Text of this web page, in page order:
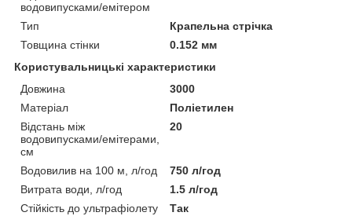
водовипусками/емітером
Тип
Крапельна стрічка
Товщина стінки
0.152 мм
Користувальницькі характеристики
Довжина
3000
Матеріал
Поліетилен
Відстань між
водовипусками/емітерами,
см
20
Водовилив на 100 м, л/год
750 л/год
Витрата води, л/год
1.5 л/год
Стійкість до ультрафіолету
Так